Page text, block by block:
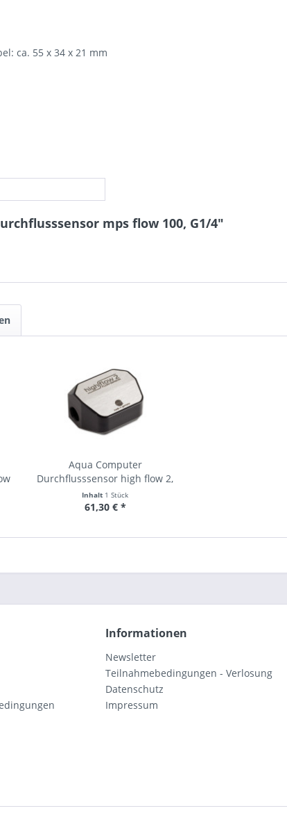
ca. 55 x 34 x 21 mm
mps flow 100, G1/4"
Aqua Computer
Durchflusssensor high flow 2,
G1/4
Inhalt 1 Stück
61,30 € *
Informationen
Newsletter
Teilnahmebedingungen - Verlosung
Datenschutz
Impressum